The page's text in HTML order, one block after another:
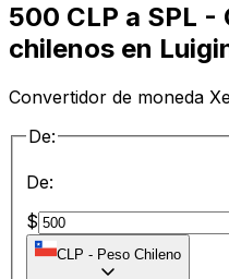
500 CLP a SPL
chilenos en
Convertidor de moneda
De:
De:
$
CLP - Peso Chileno